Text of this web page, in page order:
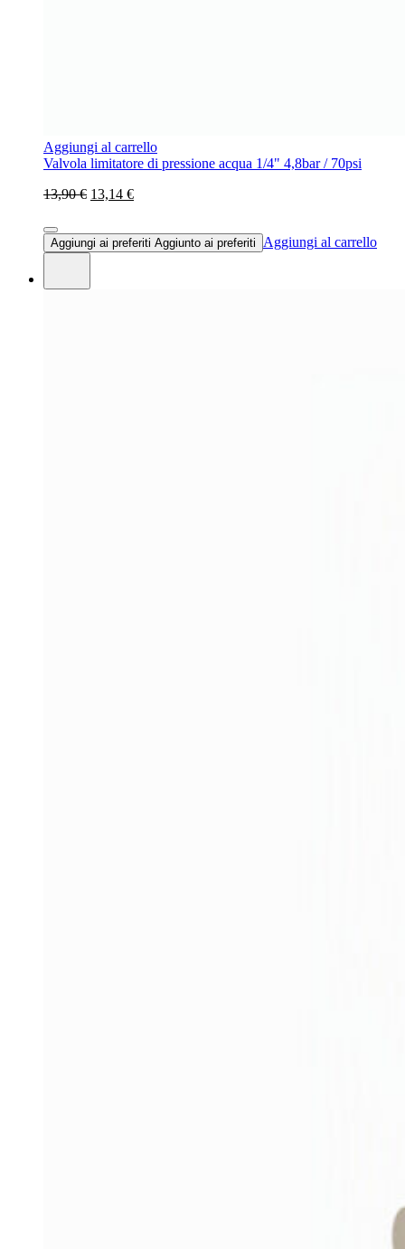
Aggiungi al carrello
Valvola limitatore di pressione acqua 1/4" 4,8bar / 70psi
13,90 € 13,14 €
Aggiungi ai preferiti Aggiunto ai preferiti Aggiungi al carrello